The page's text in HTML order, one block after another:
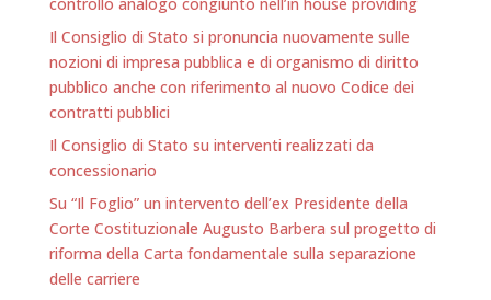
Il Consiglio di Stato si pronuncia nuovamente sulle
nozioni di impresa pubblica e di organismo di diritto
pubblico anche con riferimento al nuovo Codice dei
contratti pubblici
Il Consiglio di Stato su interventi realizzati da
concessionario
Su “Il Foglio” un intervento dell’ex Presidente della
Corte Costituzionale Augusto Barbera sul progetto di
riforma della Carta fondamentale sulla separazione
delle carriere